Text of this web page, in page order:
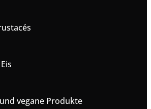
vegane Produkte